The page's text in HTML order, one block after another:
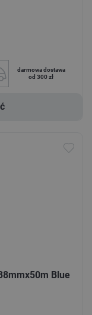
darmowa dostawa
od 300 zł
Blue